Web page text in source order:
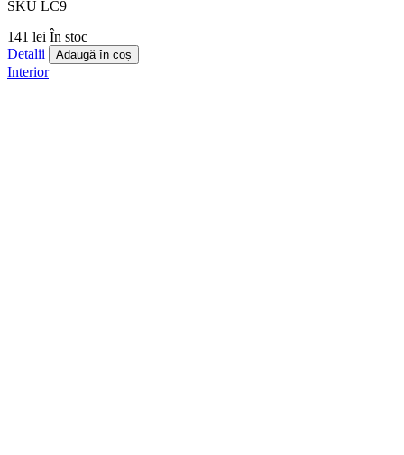
SKU LC9
141 lei În stoc
Detalii
Adaugă în coș
Interior